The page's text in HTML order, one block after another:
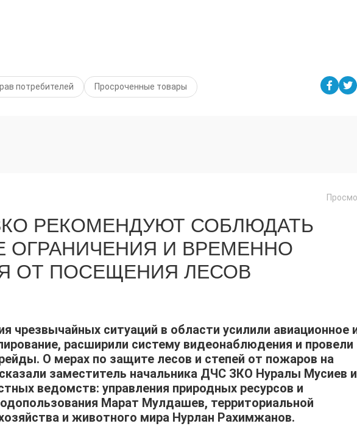
потребителей Просроченные товары
РЕКОМЕНДУЮТ СОБЛЮДАТЬ
ОГРАНИЧЕНИЯ И ВРЕМЕННО
ОТ ПОСЕЩЕНИЯ ЛЕСОВ
чрезвычайных ситуаций в области усилили авиационное
расширили систему видеонаблюдения и провели
О мерах по защите лесов и степей от пожаров на
заместитель начальника ДЧС ЗКО Нуралы Мусиев и
ведомств: управления природных ресурсов и
Марат Мулдашев, территориальной
и животного мира Нурлан Рахимжанов.